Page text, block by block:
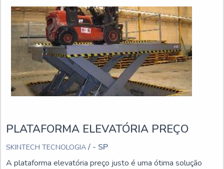
PLATAFORMA ELEVATÓRIA PREÇO
SKINTECH TECNOLOGIA / - SP
A plataforma elevatória preço justo é uma ótima solução